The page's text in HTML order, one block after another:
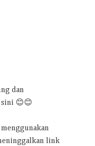
dan
sini 😊😊
link